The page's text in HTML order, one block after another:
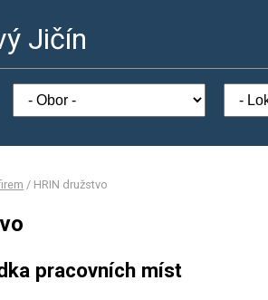
Jičín
/ HRIN družstvo
pracovních míst